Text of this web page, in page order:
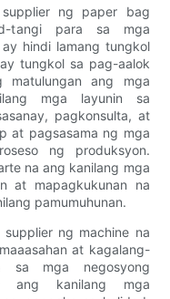
ng paper bag
tangi para sa mga
hindi lamang tungkol
tungkol sa pag-aalok
matulungan ang mga
mga layunin sa
pagkonsulta, at
at pagsasama ng mga
ng produksyon.
na ang kanilang mga
at mapagkukunan na
pamumuhunan.
ng machine na
at kagalang-
sa mga negosyong
ang kanilang mga